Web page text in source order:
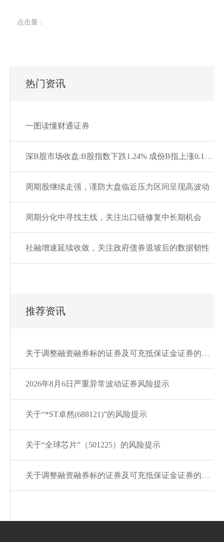
点击量：
热门资讯
一图读懂财通证券
深B股市场收盘:B股指数下跌1.24% 成份B指上涨0.13%
周期股继续走强，谨防大盘临近压力区间呈现高波动
周期分化中寻找主线，关注出口链修复中长期机会
社融增速延续收敛，关注政府债券退坡后的数据韧性
推荐资讯
关于调整融资融券标的证券及可充抵保证金证券的通知20260807
2026年8月6日严重异常波动证券风险提示
关于“*ST卓然(688121)”的风险提示
关于“全球芯片”（501225）的风险提示
关于调整融资融券标的证券及可充抵保证金证券的通知20260806